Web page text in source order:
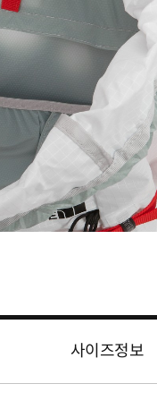
사이즈정보